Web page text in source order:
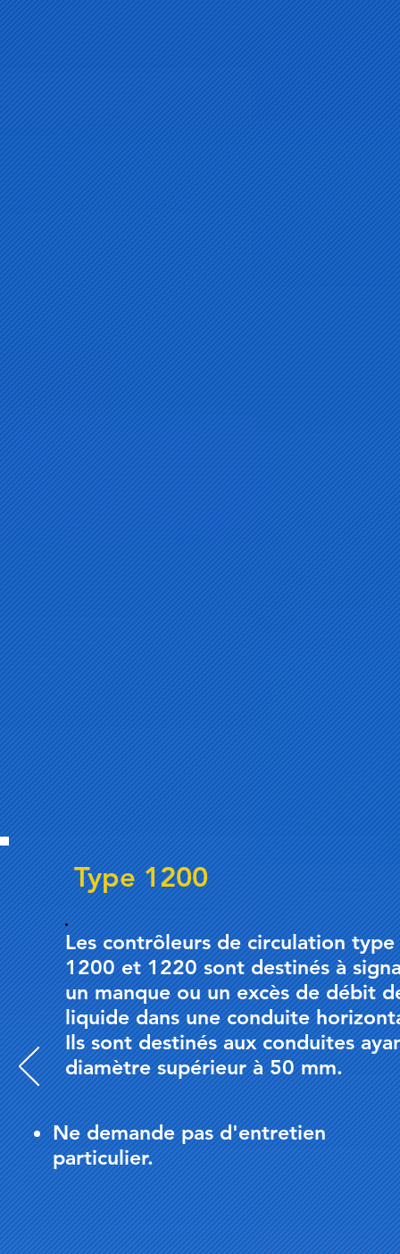
Type 1200
Les contrôleurs de circulation type
1200 et 1220 sont destinés à
un manque ou un excès de débit
liquide dans une conduite
Ils sont destinés aux conduites
diamètre supérieur à 50 mm.
Ne demande pas d'entretien
particulier.